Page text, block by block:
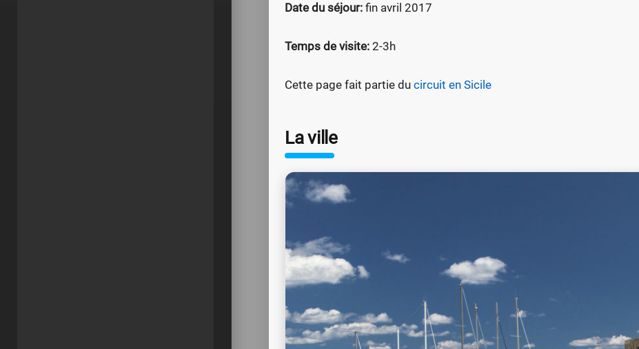
Date du séjour: fin avril 2017
Temps de visite: 2-3h
Cette page fait partie du circuit en Sicile
La ville